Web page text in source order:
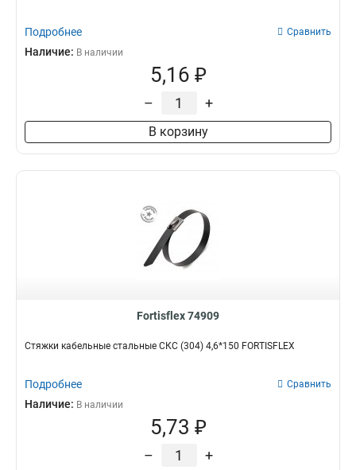
Подробнее Сравнить
Наличие: В наличии
5,16 ₽
– +
В корзину
Fortisflex 74909
Стяжки кабельные стальные СКС (304) 4,6*150 FORTISFLEX
Подробнее Сравнить
Наличие: В наличии
5,73 ₽
– +